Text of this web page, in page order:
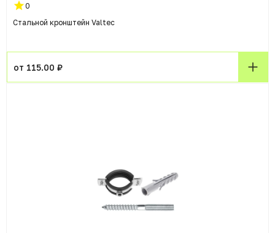
0
Стальной кронштейн Valtec
от 115.00 ₽